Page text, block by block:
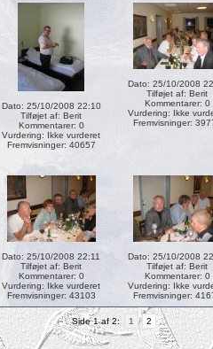
Dato: 25/10/2008 22:10
Tilføjet af: Berit
Kommentarer: 0
Vurdering: Ikke vurderet
Fremvisninger: 40657
Dato: 25/10/2008
Tilføjet af: Berit
Kommentarer: 0
Vurdering: Ikke
Fremvisninger:
Dato: 25/10/2008 22:11
Tilføjet af: Berit
Kommentarer: 0
Vurdering: Ikke vurderet
Fremvisninger: 43103
Dato: 25/10/2008
Tilføjet af: Berit
Kommentarer: 0
Vurdering: Ikke
Fremvisninger:
Side 1 af 2: 1 2